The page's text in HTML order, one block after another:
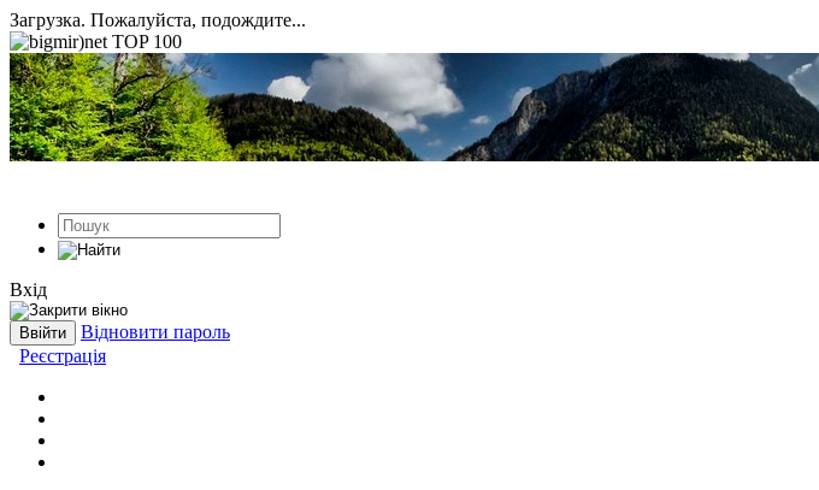
Загрузка. Пожалуйста, подождите...
Вхід
Відновити пароль
Реєстрація